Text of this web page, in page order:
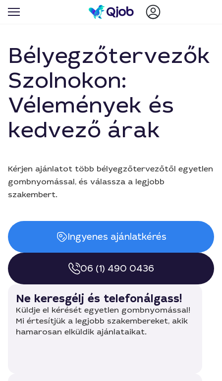
Bélyegzőtervezők
Szolnokon:
Vélemények és
kedvező árak
Kérjen ajánlatot több bélyegzőtervezőtől egyetlen
gombnyomással, és válassza a legjobb
szakembert.
Ingyenes ajánlatkérés
06 (1) 490 0436
Ne keresgélj és telefonálgass!
Küldje el kérését egyetlen gombnyomással!
Mi értesítjük a legjobb szakembereket, akik
hamarosan elküldik ajánlataikat.